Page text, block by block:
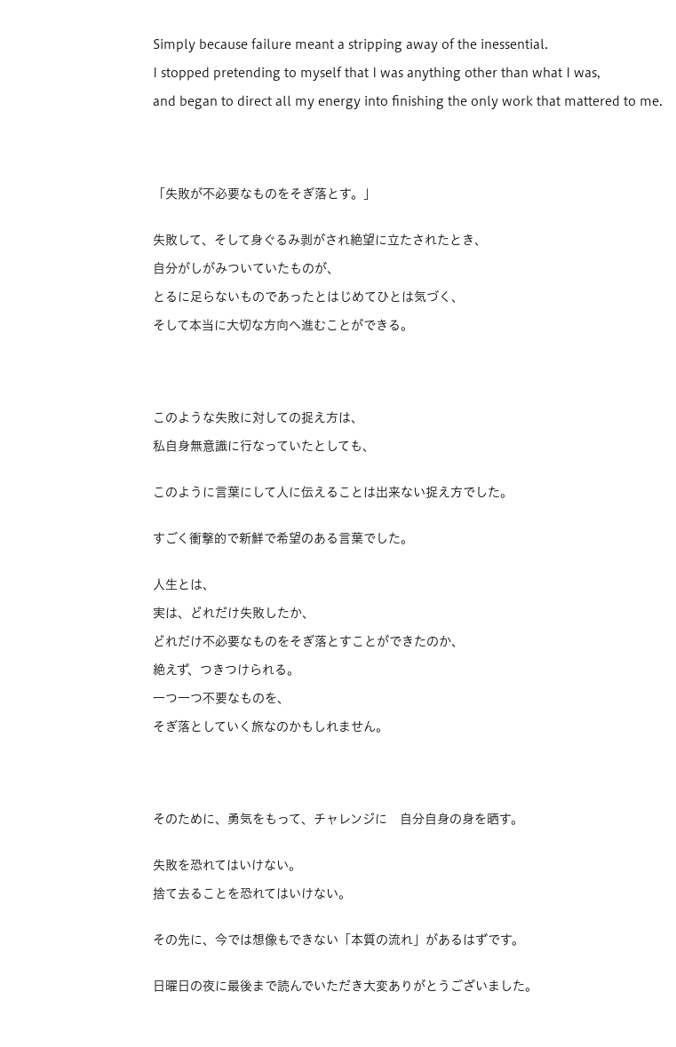
Simply because failure meant a stripping away of the inessential.
I stopped pretending to myself that I was anything other than what I was,
and began to direct all my energy into finishing the only work that mattered to me.
「失敗が不必要なものをそぎ落とす。」
失敗して、そして身ぐるみ剥がされ絶望に立たされたとき、
自分がしがみついていたものが、
とるに足らないものであったとはじめてひとは気づく、
そして本当に大切な方向へ進むことができる。
このような失敗に対しての捉え方は、
私自身無意識に行なっていたとしても、
このように言葉にして人に伝えることは出来ない捉え方でした。
すごく衝撃的で新鮮で希望のある言葉でした。
人生とは、
実は、どれだけ失敗したか、
どれだけ不必要なものをそぎ落とすことができたのか、
絶えず、つきつけられる。
一つ一つ不要なものを、
そぎ落としていく旅なのかもしれません。
そのために、勇気をもって、チャレンジに 自分自身の身を晒す。
失敗を恐れてはいけない。
捨て去ることを恐れてはいけない。
その先に、今では想像もできない「本質の流れ」があるはずです。
日曜日の夜に最後まで読んでいただき大変ありがとうございました。